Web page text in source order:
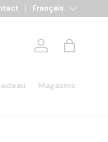
4x et 10x sans frais
Langue
Français
Se connecter
Panier
Magasins